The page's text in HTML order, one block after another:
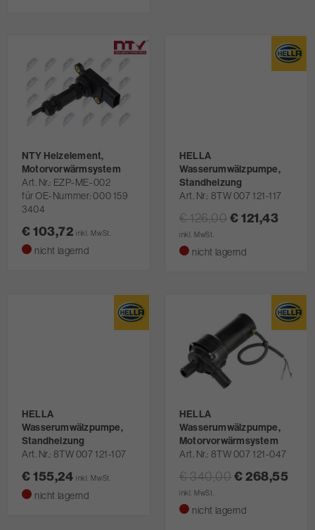
NTY Heizelement,
Motorvorwärmsystem
Art. Nr. EZP-ME-002
für OE-Nummer: 000 159
3404
€ 103,72inkl. MwSt.
nicht lagernd
HELLA
Wasserumwälzpumpe,
Standheizung
Art. Nr. 8TW 007 121-117
€ 126,00 € 121,43
inkl. MwSt.
nicht lagernd
HELLA
Wasserumwälzpumpe,
Standheizung
Art. Nr. 8TW 007 121-107
€ 155,24inkl. MwSt.
nicht lagernd
HELLA
Wasserumwälzpumpe,
Motorvorwärmsystem
Art. Nr. 8TW 007 121-047
€ 340,00 € 268,55
inkl. MwSt.
nicht lagernd